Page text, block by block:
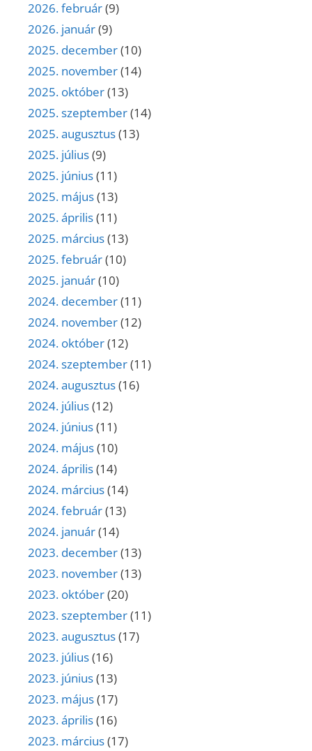
2026. február(9)
2026. január(9)
2025. december(10)
2025. november(14)
2025. október(13)
2025. szeptember(14)
2025. augusztus(13)
2025. július(9)
2025. június(11)
2025. május(13)
2025. április(11)
2025. március(13)
2025. február(10)
2025. január(10)
2024. december(11)
2024. november(12)
2024. október(12)
2024. szeptember(11)
2024. augusztus(16)
2024. július(12)
2024. június(11)
2024. május(10)
2024. április(14)
2024. március(14)
2024. február(13)
2024. január(14)
2023. december(13)
2023. november(13)
2023. október(20)
2023. szeptember(11)
2023. augusztus(17)
2023. július(16)
2023. június(13)
2023. május(17)
2023. április(16)
2023. március(17)